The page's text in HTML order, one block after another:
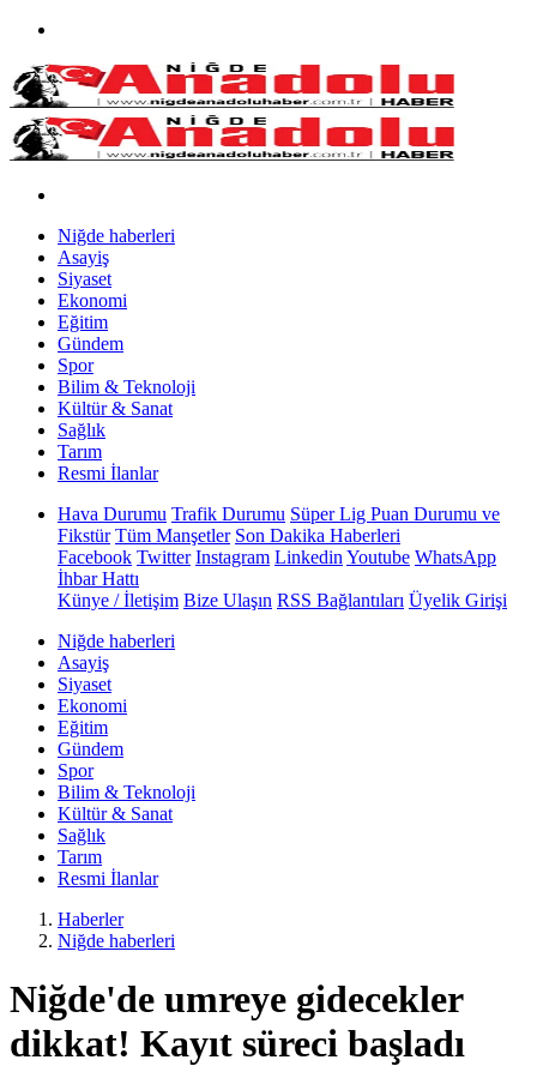
Niğde haberleri
Asayiş
Siyaset
Ekonomi
Eğitim
Gündem
Spor
Bilim & Teknoloji
Kültür & Sanat
Sağlık
Tarım
Resmi İlanlar
Hava Durumu Trafik Durumu Süper Lig Puan Durumu ve
Fikstür Tüm Manşetler Son Dakika Haberleri
Facebook Twitter Instagram Linkedin Youtube WhatsApp
İhbar Hattı
Künye / İletişim Bize Ulaşın RSS Bağlantıları Üyelik Girişi
Niğde haberleri
Asayiş
Siyaset
Ekonomi
Eğitim
Gündem
Spor
Bilim & Teknoloji
Kültür & Sanat
Sağlık
Tarım
Resmi İlanlar
Haberler
Niğde haberleri
Niğde'de umreye gidecekler
dikkat! Kayıt süreci başladı